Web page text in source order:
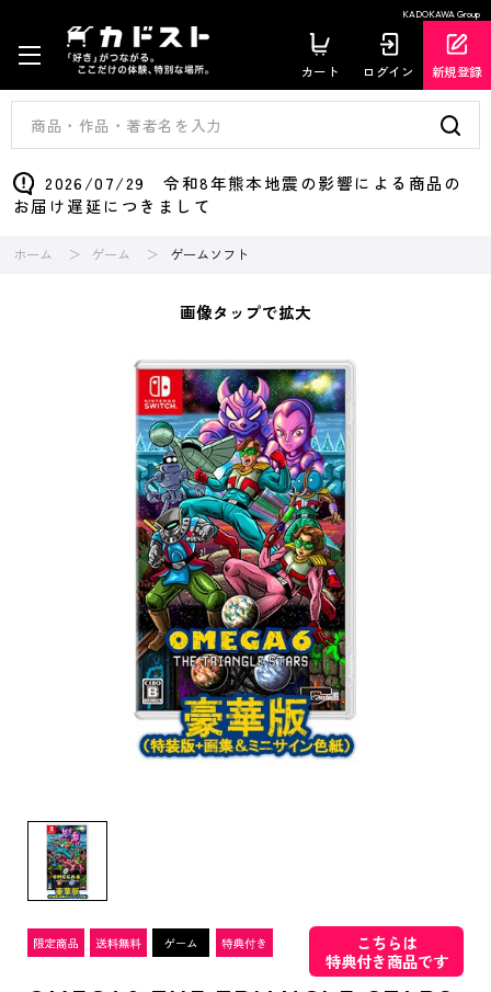
KADOKAWA Group
カート ログイン 新規登録
2026/07/29 令和8年熊本地震の影響による商品の
お届け遅延につきまして
ホーム ゲーム ゲームソフト
画像タップで拡大
こちらは
特典付き商品です